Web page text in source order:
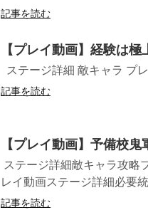
記事を読む
【プレイ動画】経験は
ステージ詳細 敵キャラ プ
記事を読む
【プレイ動画】予備校
ステージ詳細敵キャラ攻略
レイ動画ステージ詳細必要
記事を読む